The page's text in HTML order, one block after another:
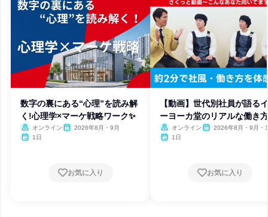
数字の裏にある“心理”を読み解
く!心理学×マーケ戦略ワーク✨
オンライン
2026年8月・9月
1日
お気に入り
【動画】世代別社員が語る
ーヨーカ堂のリアルな働き
社風オンライン
2026年8月・9月・
1日
お気に入り